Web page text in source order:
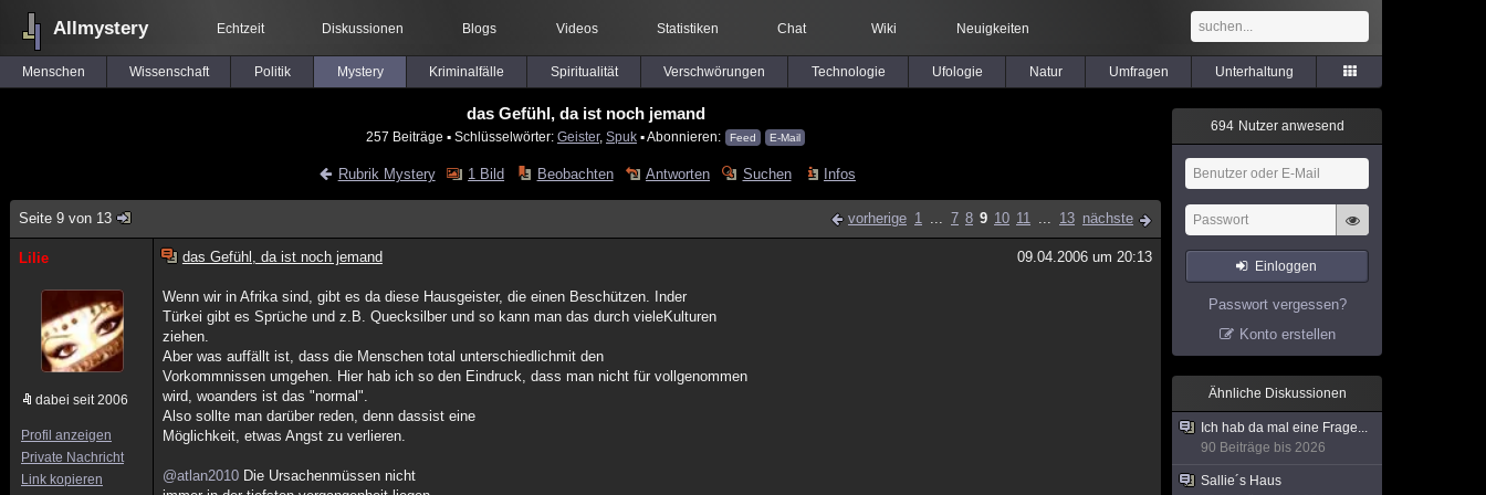
Allmystery Echtzeit Diskussionen Blogs Videos Statistiken Chat Wiki Neuigkeiten
Menschen Wissenschaft Politik Mystery Kriminalfälle Spiritualität Verschwörungen Technologie Ufologie Natur Umfragen Unterhaltung
das Gefühl, da ist noch jemand
257 Beiträge ▪ Schlüsselwörter: Geister, Spuk ▪ Abonnieren: Feed E-Mail
Rubrik Mystery 1 Bild Beobachten Antworten Suchen Infos
Seite 9 von 13 vorherige 1 ... 7 8 9 10 11 ... 13 nächste
Lilie
dabei seit 2006
Profil anzeigen
Private Nachricht
Link kopieren
das Gefühl, da ist noch jemand 09.04.2006 um 20:13
Wenn wir in Afrika sind, gibt es da diese Hausgeister, die einen Beschützen. Inder
Türkei gibt es Sprüche und z.B. Quecksilber und so kann man das durch vieleKulturen
ziehen.
Aber was auffällt ist, dass die Menschen total unterschiedlichmit den
Vorkommnissen umgehen. Hier hab ich so den Eindruck, dass man nicht für vollgenommen
wird, woanders ist das "normal".
Also sollte man darüber reden, denn dassist eine
Möglichkeit, etwas Angst zu verlieren.
@atlan2010 Die Ursachenmüssen nicht
694 Nutzer anwesend
Einloggen
Passwort vergessen?
Konto erstellen
Ähnliche Diskussionen
Ich hab da mal eine Frage...
90 Beiträge bis 2026
Sallie´s Haus